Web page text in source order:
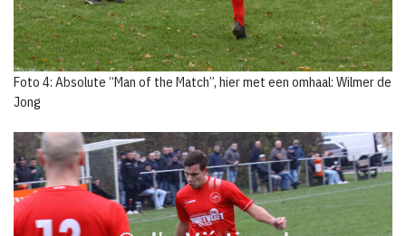
Foto 4: Absolute “Man of the Match”, hier met een omhaal: Wilmer de
Jong